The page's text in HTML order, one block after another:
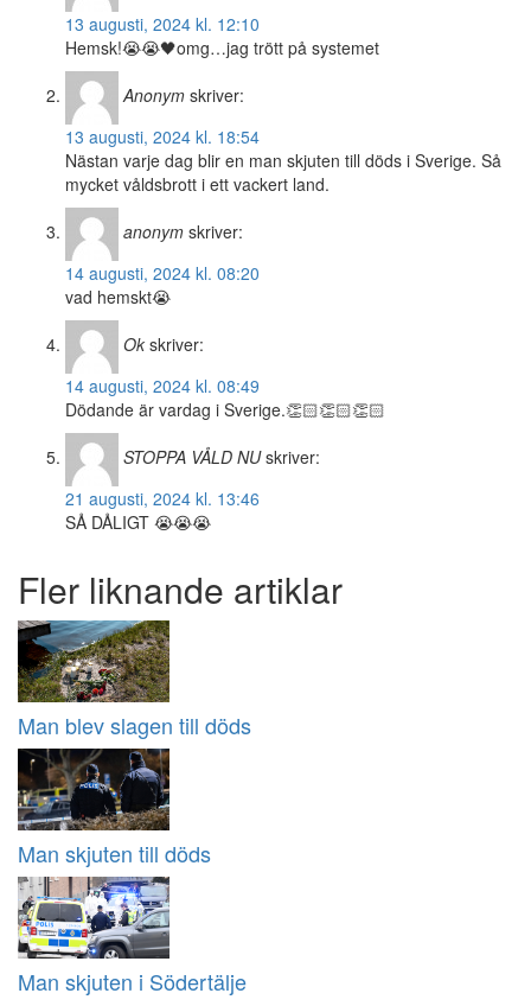
13 augusti, 2024 kl. 12:10
Hemsk!😭😭🖤omg…jag trött på systemet
Anonym skriver:
13 augusti, 2024 kl. 18:54
Nästan varje dag blir en man skjuten till döds i Sverige. Så
mycket våldsbrott i ett vackert land.
anonym skriver:
14 augusti, 2024 kl. 08:20
vad hemskt😭
Ok skriver:
14 augusti, 2024 kl. 08:49
Dödande är vardag i Sverige.👏🏻👏🏻👏🏻
STOPPA VÅLD NU skriver:
21 augusti, 2024 kl. 13:46
SÅ DÅLIGT 😭😭😭
Fler liknande artiklar
Man blev slagen till döds
Man skjuten till döds
Man skjuten i Södertälje